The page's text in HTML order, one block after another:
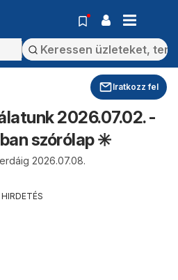
Iratkozz fel
2026.07.02. -
szórólap ✳️
2026.07.08.
HIRDETÉS